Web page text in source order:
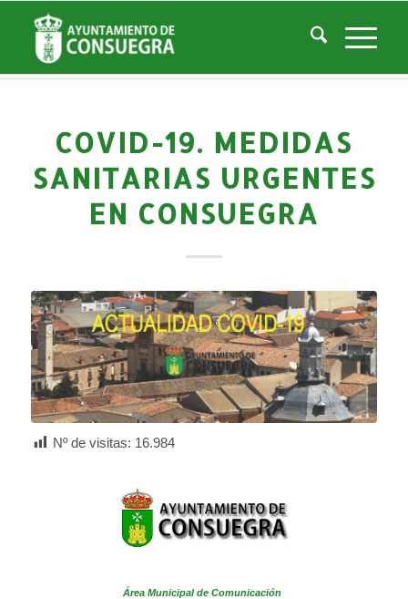
Noticias
Usted está aquí: Inicio / Noticias
Noticias-Actualidad
/ COVID-19. Medidas sanitarias urgentes en Consuegra
COVID-19. MEDIDAS
SANITARIAS URGENTES
EN CONSUEGRA
Nº de visitas: 16.984
Área Municipal de Comunicación